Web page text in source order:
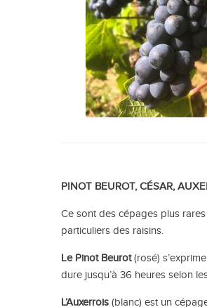
PINOT BEUROT, CÉSAR,
Ce sont des cépages plus
particuliers des raisins.
Le Pinot Beurot(rosé)
dure jusqu’à 36 heures selon
L’Auxerrois (blanc) est un